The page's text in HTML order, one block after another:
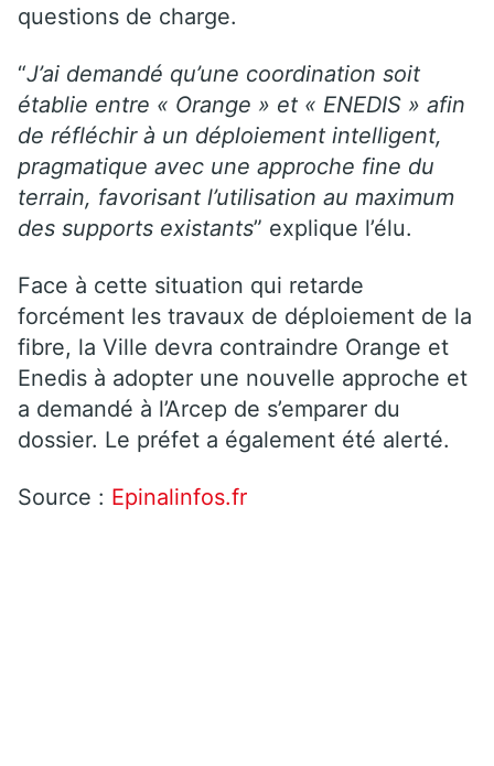
questions de charge.
“J’ai demandé qu’une coordination soit
établie entre « Orange » et « ENEDIS » afin
de réfléchir à un déploiement intelligent,
pragmatique avec une approche fine du
terrain, favorisant l’utilisation au maximum
des supports existants” explique l’élu.
Face à cette situation qui retarde
forcément les travaux de déploiement de la
fibre, la Ville devra contraindre Orange et
Enedis à adopter une nouvelle approche et
a demandé à l’Arcep de s’emparer du
dossier. Le préfet a également été alerté.
Source : Epinalinfos.fr